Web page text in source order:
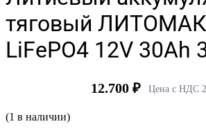
тяговый
LiFePO4 12V 30Ah
12.700 ₽ Цена с НДС
(1 в наличии)